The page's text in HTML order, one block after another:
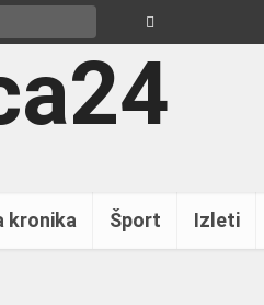
kronika Šport Izleti